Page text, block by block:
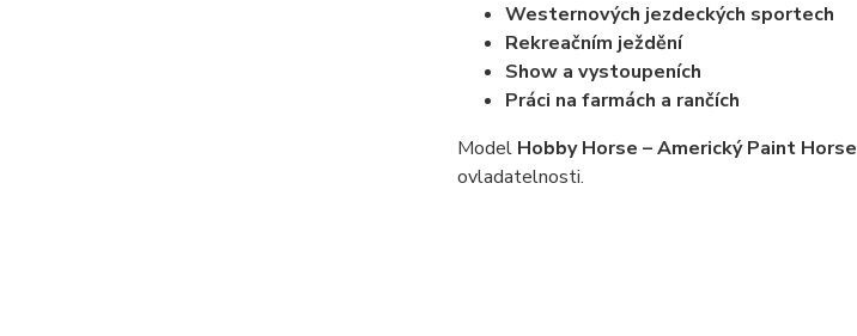
Westernových jezdeckých sportech
Rekreačním ježdění
Show a vystoupeních
Práci na farmách a rančích
Model Hobby Horse – Americký Paint Horse
ovladatelnosti.